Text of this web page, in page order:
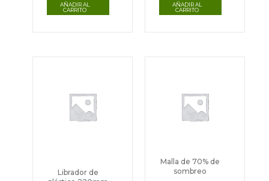
AÑADIR AL
CARRITO
AÑADIR AL
CARRITO
Librador de
Malla de 70% de
sombreo
desde
13,65€
hasta
tiene
múltiples
Las
opciones